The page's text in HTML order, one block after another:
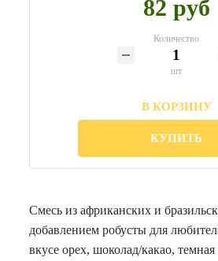
82 руб
Количество
шт
В КОРЗИНУ
КУПИТЬ
Смесь из африканских и
добавлением робусты для
вкусе орех, шоколад/какао,